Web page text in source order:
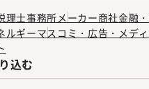
理士事務所メーカー商社金融
ルギーマスコミ・広告・メデ
込む